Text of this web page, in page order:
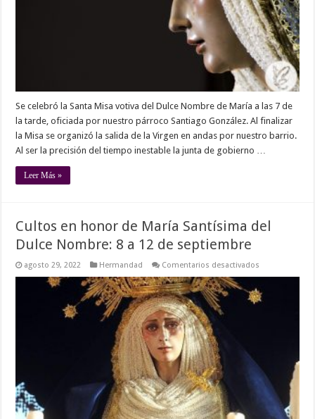
Se celebró la Santa Misa votiva del Dulce Nombre de María a las 7 de
la tarde, oficiada por nuestro párroco Santiago González. Al finalizar
la Misa se organizó la salida de la Virgen en andas por nuestro barrio.
Al ser la precisión del tiempo inestable la junta de gobierno …
Leer Más »
Cultos en honor de María Santísima del
Dulce Nombre: 8 a 12 de septiembre
agosto 29, 2022 Hermandad Comentarios desactivados
honor
de
a
12
septiembre